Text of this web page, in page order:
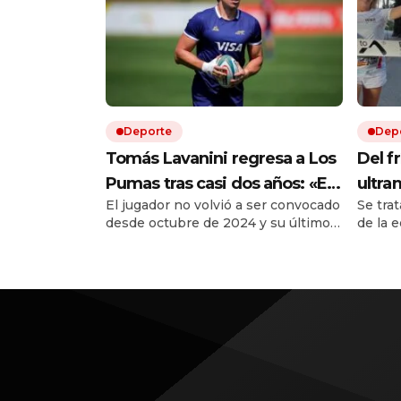
Deporte
Tomás Lavanini regresa a Los
Pumas tras casi dos años: «Es
una nueva oportunidad, un
nuevo desafío para mí»
El jugador no volvió a ser convocado
desde octubre de 2024 y su último
Del
Se
de la